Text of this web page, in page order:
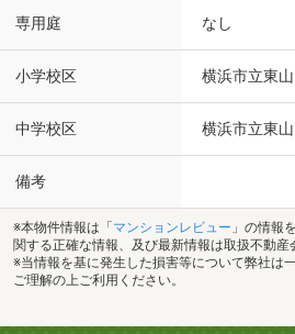
専用庭 なし
小学校区 横浜市立東
中学校区 横浜市立東
備考
※本物件情報は「 マンションレビュー 」の情報
関する正確な情報、及び最新情報は取扱不動産
※当情報を基に発生した損害等について弊社は
ご理解の上ご利用ください。